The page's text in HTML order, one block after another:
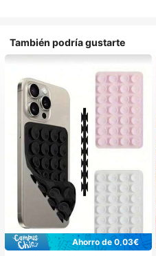
También podría gustarte
Ahorro de 0,03€